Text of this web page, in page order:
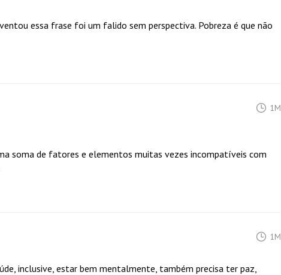
essa frase foi um falido sem perspectiva. Pobreza é que não
1M
soma de fatores e elementos muitas vezes incompatíveis com
1M
inclusive, estar bem mentalmente, também precisa ter paz,